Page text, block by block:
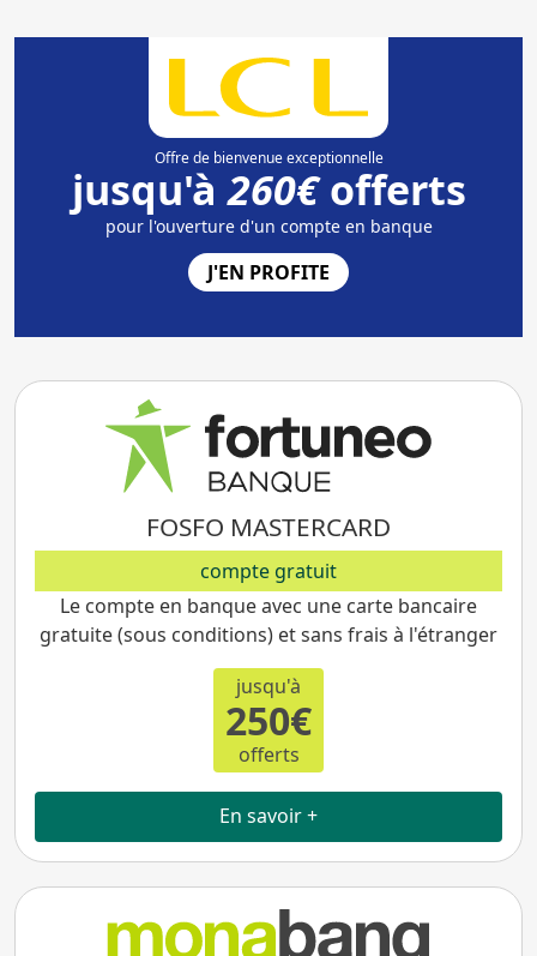
FOSFO MASTERCARD
compte gratuit
Le compte en banque avec une carte bancaire
gratuite (sous conditions) et sans frais à l'étranger
jusqu'à
250€
offerts
En savoir +